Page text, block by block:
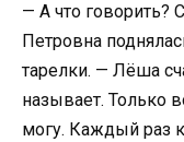
— А что говорить?
Петровна
тарелки. — Лёша
называет. Только
могу. Каждый раз